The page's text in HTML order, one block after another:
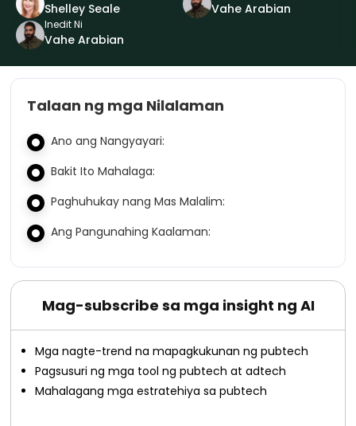
Shelley Seale Vahe Arabian
Inedit Ni
Vahe Arabian
Talaan ng mga Nilalaman
Ano ang Nangyayari:
Bakit Ito Mahalaga:
Paghuhukay nang Mas Malalim:
Ang Pangunahing Kaalaman:
Mag-subscribe sa mga insight ng AI
Mga nagte-trend na mapagkukunan ng pubtech
Pagsusuri ng mga tool ng pubtech at adtech
Mahalagang mga estratehiya sa pubtech